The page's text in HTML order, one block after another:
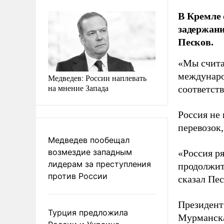
Медведев: России наплевать
на мнение Запада
Медведев пообещал
возмездие западным
лидерам за преступления
против России
Турция предложила
В Кремле
Песков.
«Мы
Россия не
«Россия
сказал